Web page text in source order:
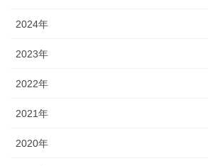
2024年
2023年
2022年
2021年
2020年